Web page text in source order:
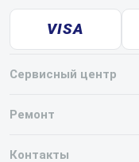
VISA
Сервисный центр
О нашем сервисе
Ремонт
Iphone
Контакты